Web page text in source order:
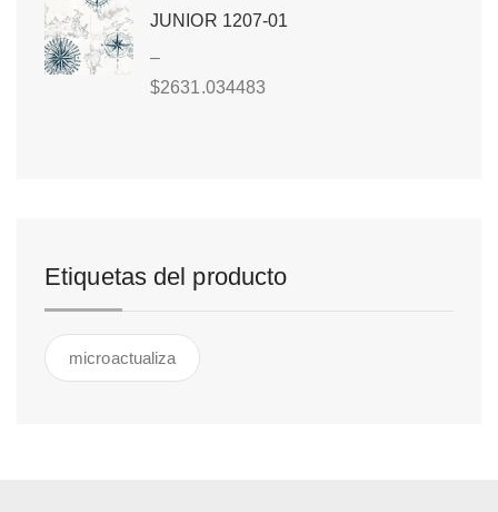
JUNIOR 1207-01
–
$2631.034483
Etiquetas del producto
microactualiza